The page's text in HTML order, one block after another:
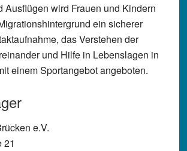
Ausflügen wird Frauen und Kindern
ein sicherer
das Verstehen der
und Hilfe in Lebenslagen in
einem Sportangebot angeboten.
e.V.
21